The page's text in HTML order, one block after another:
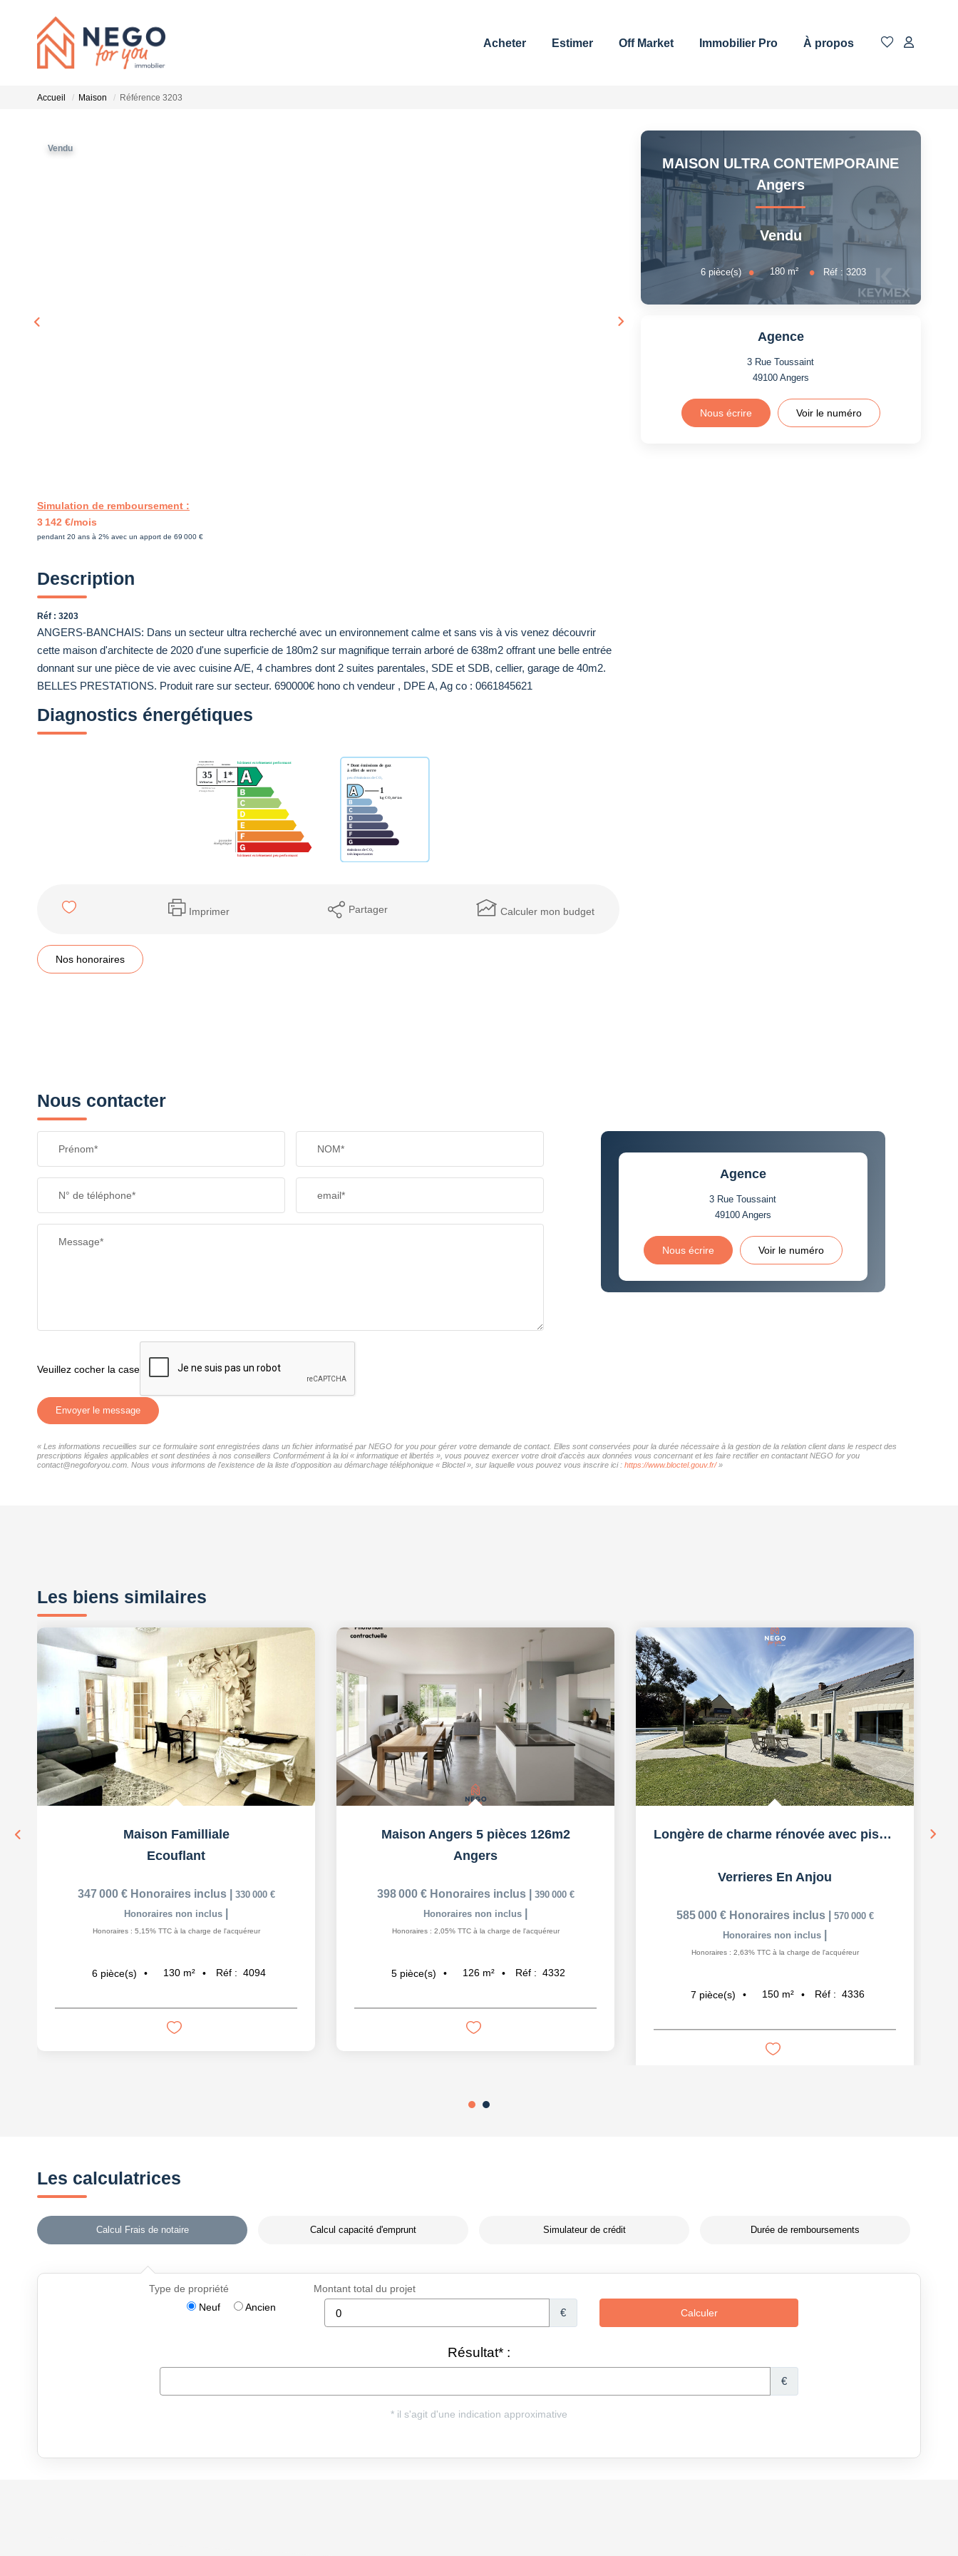
Acheter Estimer Off Market Immobilier Pro À propos
Accueil Maison Référence 3203
Vendu
Simulation de remboursement :
3 142 €/mois
pendant 20 ans à 2% avec un apport de 69 000 €
Description
Réf : 3203
ANGERS-BANCHAIS: Dans un secteur ultra recherché avec un environnement calme et sans vis à vis venez découvrir
cette maison d'architecte de 2020 d'une superficie de 180m2 sur magnifique terrain arboré de 638m2 offrant une belle entrée
donnant sur une pièce de vie avec cuisine A/E, 4 chambres dont 2 suites parentales, SDE et SDB, cellier, garage de 40m2.
BELLES PRESTATIONS. Produit rare sur secteur. 690000€ hono ch vendeur , DPE A, Ag co : 0661845621
Diagnostics énergétiques
Imprimer Partager Calculer mon budget
Nos honoraires
MAISON ULTRA CONTEMPORAINE
Angers
Vendu
6pièce(s) 180m² Réf :3203
Agence
3 Rue Toussaint
49100 Angers
Nous écrire Voir le numéro
Nous contacter
Prénom* NOM*
N° de téléphone* email*
Message*
Veuillez cocher la case
Envoyer le message
Agence
3 Rue Toussaint
49100 Angers
Nous écrire Voir le numéro
« Les informations recueillies sur ce formulaire sont enregistrées dans un fichier informatisé par NEGO for you pour gérer votre demande de contact. Elles sont conservées pour la durée nécessaire à la gestion de la relation client dans le respect des
prescriptions légales applicables et sont destinées à nos conseillers Conformément à la loi « informatique et libertés », vous pouvez exercer votre droit d'accès aux données vous concernant et les faire rectifier en contactant NEGO for you
contact@negoforyou.com. Nous vous informons de l'existence de la liste d'opposition au démarchage téléphonique « Bloctel », sur laquelle vous pouvez vous inscrire ici : https://www.bloctel.gouv.fr/»
Les biens similaires
Maison Familliale
Ecouflant
347 000 € Honoraires inclus
330 000 €
Honoraires non inclus
Honoraires : 5,15% TTC à la charge de l'acquéreur
6 pièce(s) 130 m² Réf : 4094
Maison Angers 5 pièces 126m2
Angers
398 000 € Honoraires inclus
390 000 €
Honoraires non inclus
Honoraires : 2,05% TTC à la charge de l'acquéreur
5 pièce(s) 126 m² Réf : 4332
Longère de charme rénovée avec piscine -...
Verrieres En Anjou
585 000 € Honoraires inclus
570 000 €
Honoraires non inclus
Honoraires : 2,63% TTC à la charge de l'acquéreur
7 pièce(s) 150 m² Réf : 4336
Les calculatrices
Calcul Frais de notaire Calcul capacité d'emprunt Simulateur de crédit Durée de remboursements